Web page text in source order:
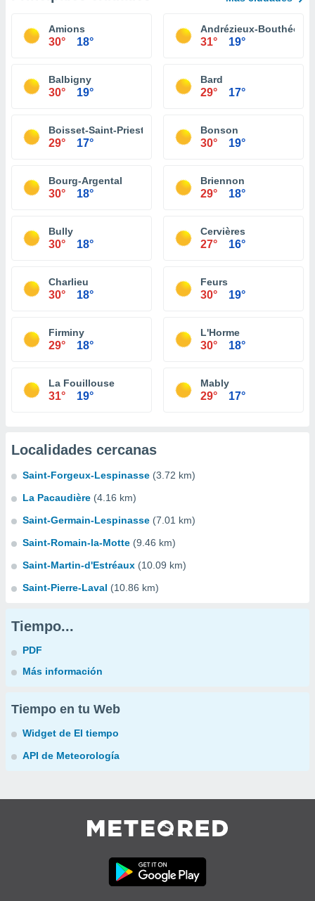
Amions
30° 18°
Andrézieux-Bouthéon
31° 19°
Balbigny
30° 19°
Bard
29° 17°
Boisset-Saint-Priest
29° 17°
Bonson
30° 19°
Bourg-Argental
30° 18°
Briennon
29° 18°
Bully
30° 18°
Cervières
27° 16°
Charlieu
30° 18°
Feurs
30° 19°
Firminy
29° 18°
L'Horme
30° 18°
La Fouillouse
31° 19°
Mably
29° 17°
Localidades cercanas
Saint-Forgeux-Lespinasse (3.72 km)
La Pacaudière (4.16 km)
Saint-Germain-Lespinasse (7.01 km)
Saint-Romain-la-Motte (9.46 km)
Saint-Martin-d'Estréaux (10.09 km)
Saint-Pierre-Laval (10.86 km)
Tiempo...
PDF
Más información
Tiempo en tu Web
Widget de El tiempo
API de Meteorología